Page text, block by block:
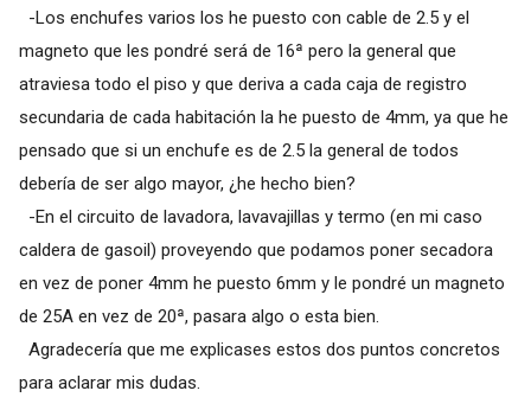
-Los enchufes varios los he puesto con cable de 2.5 y el
magneto que les pondré será de 16ª pero la general que
atraviesa todo el piso y que deriva a cada caja de registro
secundaria de cada habitación la he puesto de 4mm, ya que he
pensado que si un enchufe es de 2.5 la general de todos
debería de ser algo mayor, ¿he hecho bien?
-En el circuito de lavadora, lavavajillas y termo (en mi caso
caldera de gasoil) proveyendo que podamos poner secadora
en vez de poner 4mm he puesto 6mm y le pondré un magneto
de 25A en vez de 20ª, pasara algo o esta bien.
Agradecería que me explicases estos dos puntos concretos
para aclarar mis dudas.